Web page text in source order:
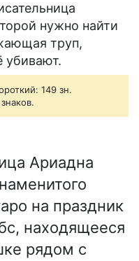
нужно найти
труп,
убивают.
149 зн.
Ариадна
на праздник
находящееся
рядом с